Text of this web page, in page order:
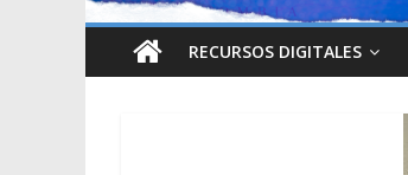
RECURSOS DIGITALES